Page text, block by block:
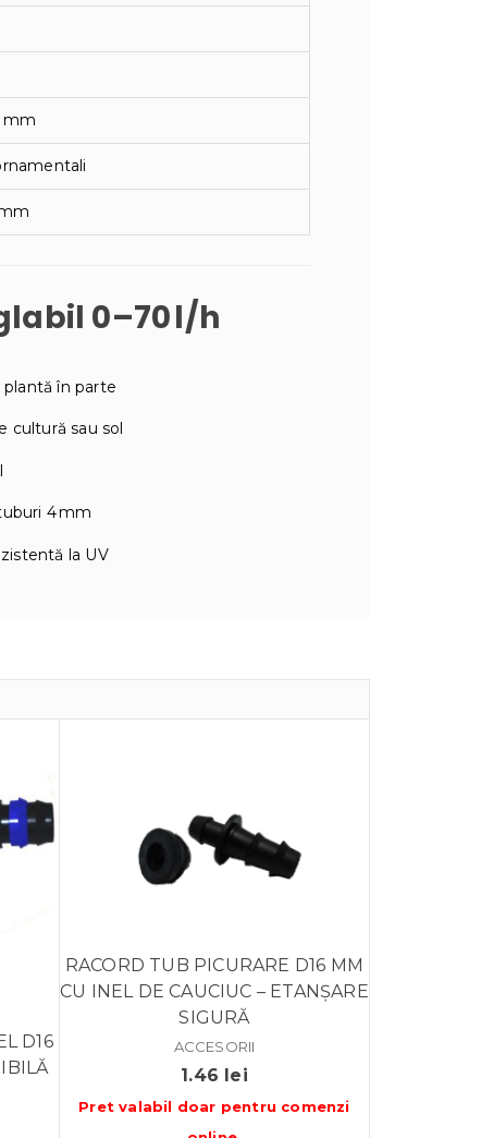
mm
0–70 l/h
în parte
cultură sau sol
4 mm
la UV
D16
RACORD TUB PICURARE D16 MM
CU INEL DE CAUCIUC – ETANȘARE
SIGURĂ
ACCESORII
1.46 lei
Pret valabil doar pentru comenzi